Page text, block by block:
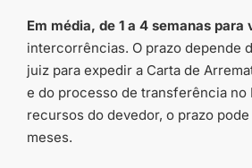
Em média, de 1 a 4 semanas para
intercorrências. O prazo depende
juiz para expedir a Carta de
e do processo de transferência no
recursos do devedor, o prazo
meses.